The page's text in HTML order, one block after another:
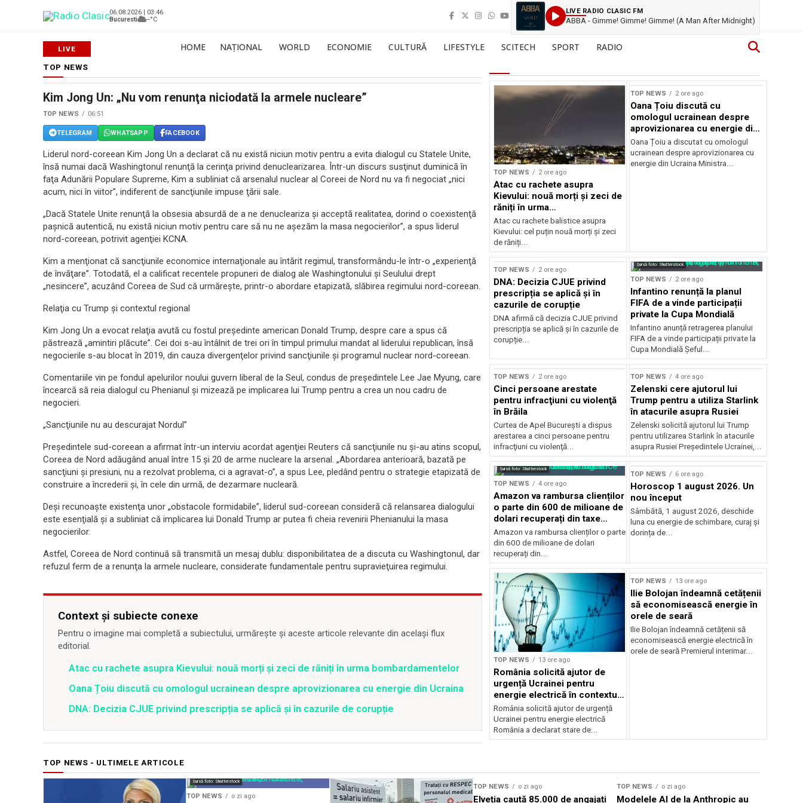
06.08.2026 | 03:46
Bucuresti
--°C
LIVE RADIO CLASIC FM
ABBA - Gimme! Gimme! Gimme! (A Man After Midnight)
HOME NAȚIONAL WORLD ECONOMIE CULTURĂ LIFESTYLE SCITECH SPORT RADIO
TOP NEWS
Kim Jong Un: „Nu vom renunţa niciodată la armele nucleare”
TOP NEWS 06:51
TELEGRAM WHATSAPP FACEBOOK
Liderul nord-coreean Kim Jong Un a declarat că nu există niciun motiv pentru a evita dialogul cu Statele Unite,
însă numai dacă Washingtonul renunţă la cerinţa privind denuclearizarea. Într-un discurs susţinut duminică în
faţa Adunării Populare Supreme, Kim a subliniat că arsenalul nuclear al Coreei de Nord nu va fi negociat „nici
acum, nici în viitor”, indiferent de sancţiunile impuse ţării sale.
„Dacă Statele Unite renunţă la obsesia absurdă de a ne denucleariza şi acceptă realitatea, dorind o coexistenţă
paşnică autentică, nu există niciun motiv pentru care să nu ne aşezăm la masa negocierilor”, a spus liderul
nord-coreean, potrivit agenţiei KCNA.
Kim a menţionat că sancţiunile economice internaţionale au întărit regimul, transformându-le într-o „experienţă
de învăţare”. Totodată, el a calificat recentele propuneri de dialog ale Washingtonului şi Seulului drept
„nesincere”, acuzând Coreea de Sud că urmăreşte, printr-o abordare etapizată, slăbirea regimului nord-coreean.
Relaţia cu Trump şi contextul regional
Kim Jong Un a evocat relaţia avută cu fostul preşedinte american Donald Trump, despre care a spus că
păstrează „amintiri plăcute”. Cei doi s-au întâlnit de trei ori în timpul primului mandat al liderului republican, însă
negocierile s-au blocat în 2019, din cauza divergenţelor privind sancţiunile şi programul nuclear nord-coreean.
Comentariile vin pe fondul apelurilor noului guvern liberal de la Seul, condus de preşedintele Lee Jae Myung, care
încearcă să reia dialogul cu Phenianul şi mizează pe implicarea lui Trump pentru a crea un nou cadru de
negocieri.
„Sancţiunile nu au descurajat Nordul”
Preşedintele sud-coreean a afirmat într-un interviu acordat agenţiei Reuters că sancţiunile nu şi-au atins scopul,
Coreea de Nord adăugând anual între 15 şi 20 de arme nucleare la arsenal. „Abordarea anterioară, bazată pe
sancţiuni şi presiuni, nu a rezolvat problema, ci a agravat-o”, a spus Lee, pledând pentru o strategie etapizată de
construire a încrederii şi, în cele din urmă, de dezarmare nucleară.
Deşi recunoaşte existenţa unor „obstacole formidabile”, liderul sud-coreean consideră că relansarea dialogului
este esenţială şi a subliniat că implicarea lui Donald Trump ar putea fi cheia revenirii Phenianului la masa
negocierilor.
Astfel, Coreea de Nord continuă să transmită un mesaj dublu: disponibilitatea de a discuta cu Washingtonul, dar
refuzul ferm de a renunţa la armele nucleare, considerate fundamentale pentru supravieţuirea regimului.
Context și subiecte conexe
Pentru o imagine mai completă a subiectului, urmărește și aceste articole relevante din același flux
editorial.
Atac cu rachete asupra Kievului: nouă morți și zeci de răniți în urma bombardamentelor
Oana Țoiu discută cu omologul ucrainean despre aprovizionarea cu energie din Ucraina
DNA: Decizia CJUE privind prescripția se aplică și în cazurile de corupție
TOP NEWS 2 ore ago
Atac cu rachete asupra
Kievului: nouă morți și zeci de
răniți în urma
bombardamentelor
Atac cu rachete balistice asupra
Kievului: cel puțin nouă morți și zeci
de răniți...
TOP NEWS 2 ore ago
Oana Țoiu discută cu
omologul ucrainean despre
aprovizionarea cu energie din
Ucraina
Oana Țoiu a discutat cu omologul
ucrainean despre aprovizionarea cu
energie din Ucraina Ministra...
TOP NEWS 2 ore ago
DNA: Decizia CJUE privind
prescripția se aplică și în
cazurile de corupție
DNA afirmă că decizia CJUE privind
prescripția se aplică și în cazurile de
corupție...
Sursă foto: Shutterstock
TOP NEWS 2 ore ago
Infantino renunță la planul
FIFA de a vinde participații
private la Cupa Mondială
Infantino anunță retragerea planului
FIFA de a vinde participații private la
Cupa Mondială Șeful...
TOP NEWS 2 ore ago
Cinci persoane arestate
pentru infracţiuni cu violenţă
în Brăila
Curtea de Apel Bucureşti a dispus
arestarea a cinci persoane pentru
infracţiuni cu violenţă...
TOP NEWS 4 ore ago
Zelenski cere ajutorul lui
Trump pentru a utiliza Starlink
în atacurile asupra Rusiei
Zelenski solicită ajutorul lui Trump
pentru utilizarea Starlink în atacurile
asupra Rusiei Președintele Ucrainei,...
Sursă foto: Shutterstock
TOP NEWS 4 ore ago
Amazon va rambursa clienților
o parte din 600 de milioane de
dolari recuperați din taxe
vamale
Amazon va rambursa clienților o parte
din 600 de milioane de dolari
recuperați din...
TOP NEWS 6 ore ago
Horoscop 1 august 2026. Un
nou început
Sâmbătă, 1 august 2026, deschide
luna cu energie de schimbare, curaj și
dorința de...
TOP NEWS 13 ore ago
România solicită ajutor de
urgență Ucrainei pentru
energie electrică în contextul
crizei energetice
România solicită ajutor de urgență
Ucrainei pentru energie electrică
România a declarat stare de...
TOP NEWS 13 ore ago
Ilie Bolojan îndeamnă cetățenii
să economisească energie în
orele de seară
Ilie Bolojan îndeamnă cetățenii să
economisească energie electrică în
orele de seară Premierul interimar...
TOP NEWS - ULTIMELE ARTICOLE
Sursă foto: Shutterstock
TOP NEWS o zi ago
TOP NEWS o zi ago
Elveția caută 85.000 de angajați
TOP NEWS o zi ago
Modelele AI de la Anthropic au